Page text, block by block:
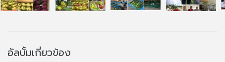
อัลบั้มเกี่ยวข้อง